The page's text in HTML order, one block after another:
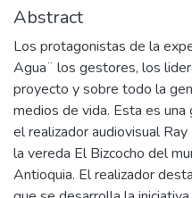
Abstract
Los protagonistas de la
Agua¨ los gestores, los
proyecto y sobre todo la
medios de vida. Esta es
el realizador audiovisual
la vereda El Bizcocho del
Antioquia. El realizador